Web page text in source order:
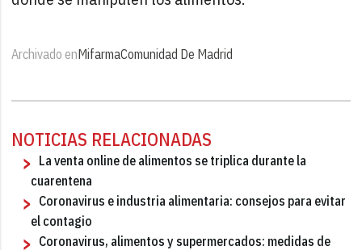
Archivado enMifarmaComunidad De Madrid
NOTICIAS RELACIONADAS
La venta online de alimentos se triplica durante la
cuarentena
Coronavirus e industria alimentaria: consejos para evitar
el contagio
Coronavirus, alimentos y supermercados: medidas de